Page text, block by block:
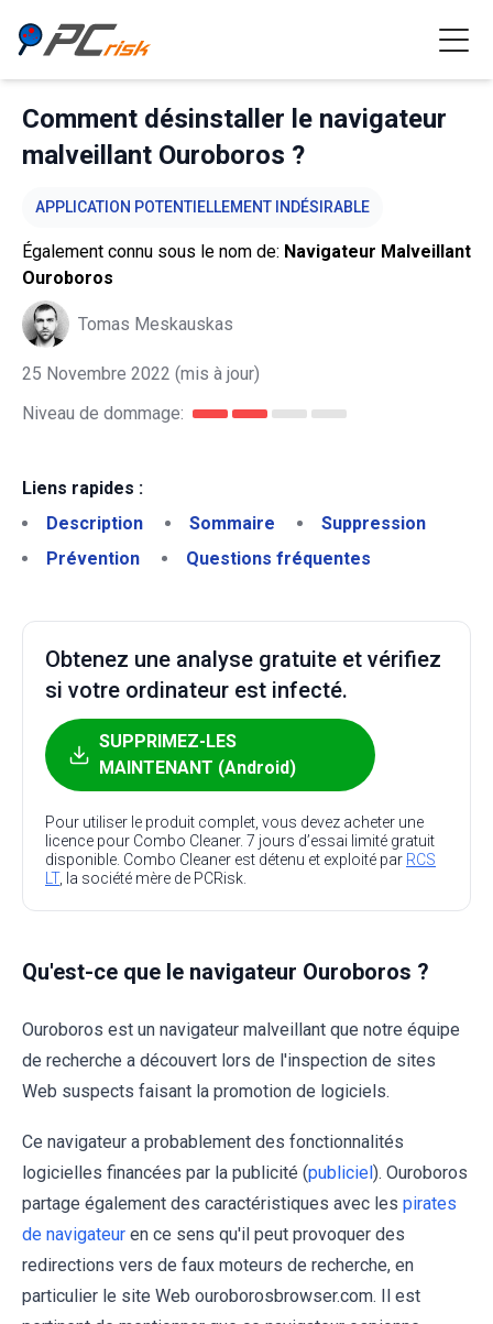
Comment désinstaller le navigateur
malveillant Ouroboros ?
APPLICATION POTENTIELLEMENT INDÉSIRABLE
Également connu sous le nom de: Navigateur Malveillant
Ouroboros
Tomas Meskauskas
25 Novembre 2022 (mis à jour)
Niveau de dommage:
Liens rapides :
Description
Sommaire
Suppression
Prévention
Questions fréquentes
Obtenez une analyse gratuite et vérifiez
si votre ordinateur est infecté.
SUPPRIMEZ-LES
MAINTENANT (Android)
Pour utiliser le produit complet, vous devez acheter une
licence pour Combo Cleaner. 7 jours d’essai limité gratuit
disponible. Combo Cleaner est détenu et exploité par RCS
LT, la société mère de PCRisk.
Qu'est-ce que le navigateur Ouroboros ?
Ouroboros est un navigateur malveillant que notre équipe
de recherche a découvert lors de l'inspection de sites
Web suspects faisant la promotion de logiciels.
Ce navigateur a probablement des fonctionnalités
logicielles financées par la publicité (publiciel). Ouroboros
partage également des caractéristiques avec les pirates
de navigateur en ce sens qu'il peut provoquer des
redirections vers de faux moteurs de recherche, en
particulier le site Web ouroborosbrowser.com. Il est